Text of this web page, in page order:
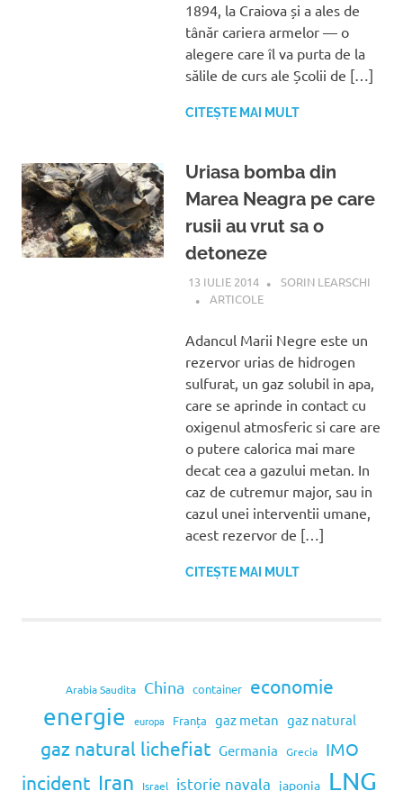
1894, la Craiova și a ales de
tânăr cariera armelor — o
alegere care îl va purta de la
sălile de curs ale Școlii de […]
CITEȘTE MAI MULT
Uriasa bomba din
Marea Neagra pe care
rusii au vrut sa o
detoneze
13 IULIE 2014
SORIN LEARSCHI
ARTICOLE
Adancul Marii Negre este un
rezervor urias de hidrogen
sulfurat, un gaz solubil in apa,
care se aprinde in contact cu
oxigenul atmosferic si care are
o putere calorica mai mare
decat cea a gazului metan. In
caz de cutremur major, sau in
cazul unei interventii umane,
acest rezervor de […]
CITEȘTE MAI MULT
Arabia Saudita China container economie
energie europa Franța gaz metan gaz natural
gaz natural lichefiat Germania Grecia IMO
incident Iran Israel istorie navala japonia LNG